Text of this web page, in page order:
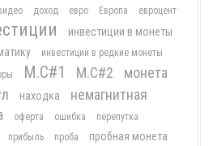
доход евро Европа
евроцент
инвестиции в монеты
инвестиции в редкие монеты
М.С#1 М.С#2 монета
находка
немагнитная
оферта ошибка перепутка
прибыль проба
пробная монета